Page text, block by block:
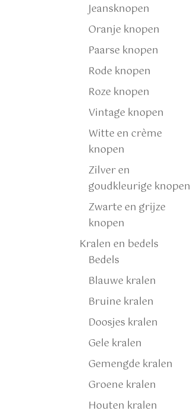
Jeansknopen
Oranje knopen
Paarse knopen
Rode knopen
Roze knopen
Vintage knopen
Witte en crème
knopen
Zilver en
goudkleurige knopen
Zwarte en grijze
knopen
Kralen en bedels
Bedels
Blauwe kralen
Bruine kralen
Doosjes kralen
Gele kralen
Gemengde kralen
Groene kralen
Houten kralen